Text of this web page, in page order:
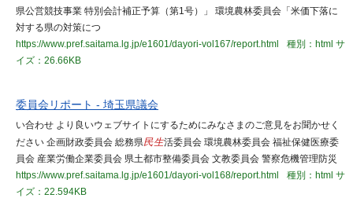
県公営競技事業 特別会計補正予算（第1号）」 環境農林委員会「米価下落に
対する県の対策につ
https://www.pref.saitama.lg.jp/e1601/dayori-vol167/report.html
種別：html サ
イズ：26.66KB
委員会リポート - 埼玉県議会
い合わせ より良いウェブサイトにするためにみなさまのご意見をお聞かせく
ださい 企画財政委員会 総務県民生活委員会 環境農林委員会 福祉保健医療委
員会 産業労働企業委員会 県土都市整備委員会 文教委員会 警察危機管理防災
https://www.pref.saitama.lg.jp/e1601/dayori-vol168/report.html
種別：html サ
イズ：22.594KB